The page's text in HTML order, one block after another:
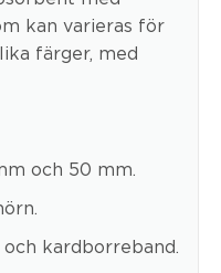
kan varieras för
färger, med
och 50 mm.
kardborreband.